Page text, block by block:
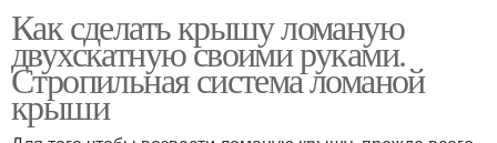
Как сделать крышу ломаную
двухскатную своими руками.
Стропильная система ломаной
крыши